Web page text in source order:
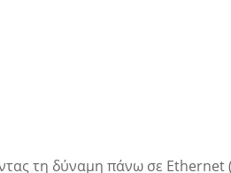
τη δύναμη πάνω σε Ethernet